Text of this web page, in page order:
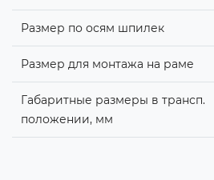
Размер по осям шпилек
Размер для монтажа на раме
Габаритные размеры в трансп.
положении, мм